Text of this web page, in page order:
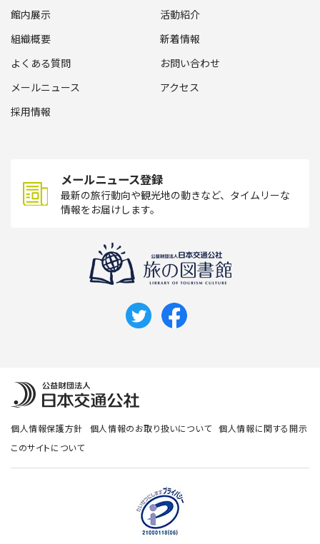
館内展示
活動紹介
組織概要
新着情報
よくある質問
お問い合わせ
メールニュース
アクセス
採用情報
メールニュース登録
最新の旅行動向や観光地の動きなど、タイムリーな
情報をお届けします。
個人情報保護方針 個人情報のお取り扱いについて
個人情報に関する開示
このサイトについて